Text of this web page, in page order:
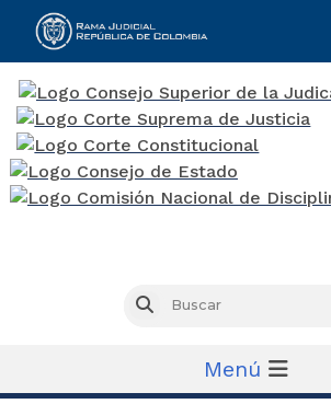
Buscar
Menú